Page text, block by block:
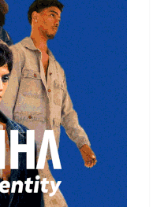
digital na
franquia com